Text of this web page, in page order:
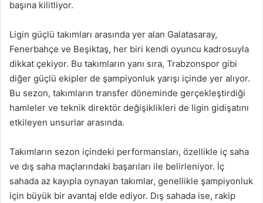
başına kilitliyor.
Ligin güçlü takımları arasında yer alan Galatasaray,
Fenerbahçe ve Beşiktaş, her biri kendi oyuncu kadrosuyla
dikkat çekiyor. Bu takımların yanı sıra, Trabzonspor gibi
diğer güçlü ekipler de şampiyonluk yarışı içinde yer alıyor.
Bu sezon, takımların transfer döneminde gerçekleştirdiği
hamleler ve teknik direktör değişiklikleri de ligin gidişatını
etkileyen unsurlar arasında.
Takımların sezon içindeki performansları, özellikle iç saha
ve dış saha maçlarındaki başarıları ile belirleniyor. İç
sahada az kayıpla oynayan takımlar, genellikle şampiyonluk
için büyük bir avantaj elde ediyor. Dış sahada ise, rakip